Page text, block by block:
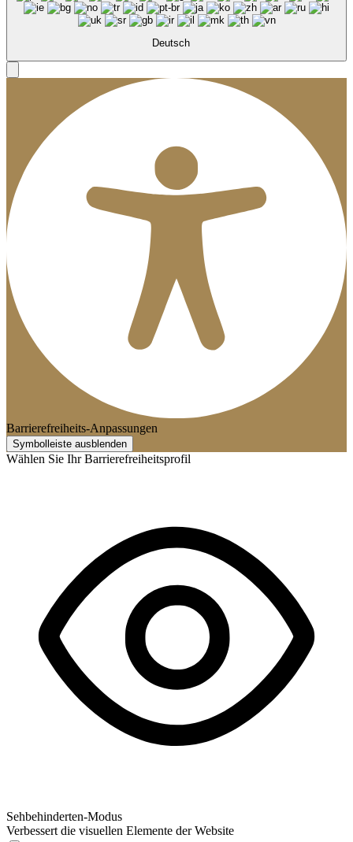
Deutsch
Barrierefreiheits-Anpassungen
Symbolleiste ausblenden
Wählen Sie Ihr Barrierefreiheitsprofil
Sehbehinderten-Modus
Verbessert die visuellen Elemente der Website